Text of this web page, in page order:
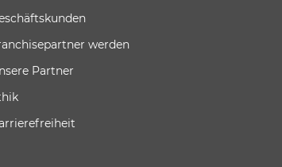
werden
Partner